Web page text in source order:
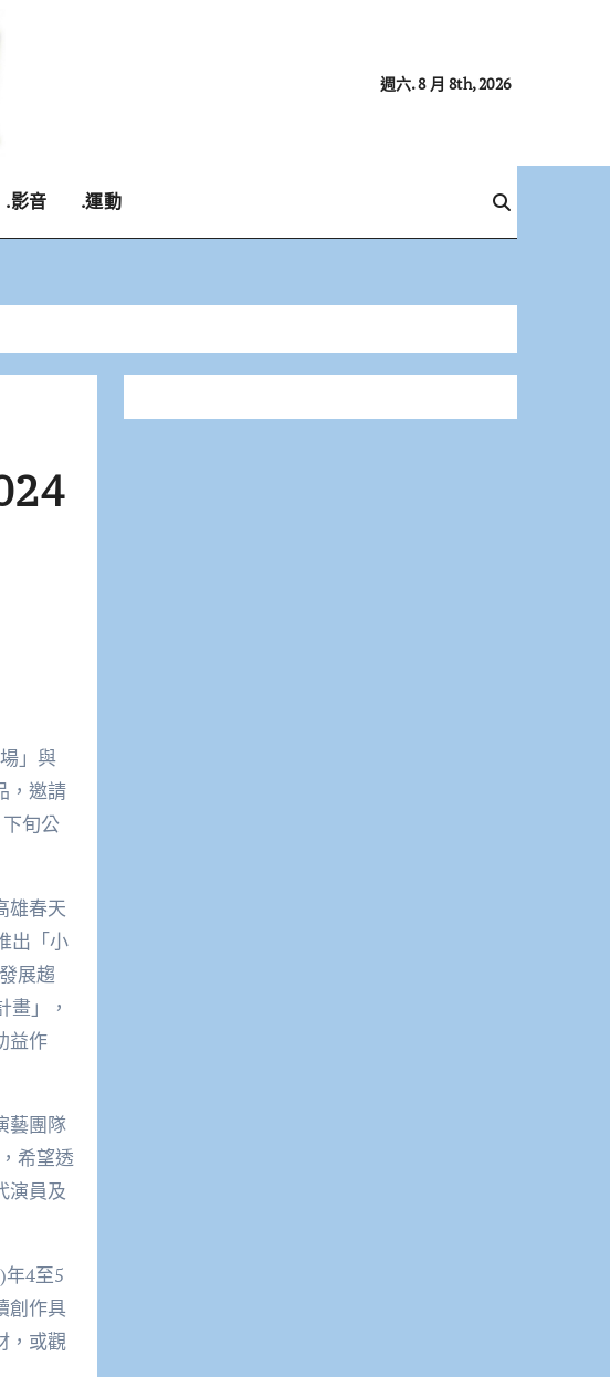
週六. 8 月 8th, 2026
.影音 .運動
」與
，邀請
旬公
雄春天
出「小
展趨
」，
益作
藝團隊
希望透
演員及
4至5
創作具
，或觀